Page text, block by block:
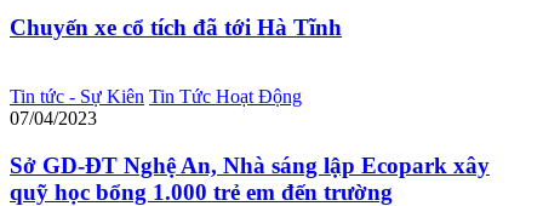
Chuyến xe cổ tích đã tới Hà Tĩnh
Tin tức - Sự Kiên Tin Tức Hoạt Động
07/04/2023
Sở GD-ĐT Nghệ An, Nhà sáng lập Ecopark xây
quỹ học bổng 1.000 trẻ em đến trường